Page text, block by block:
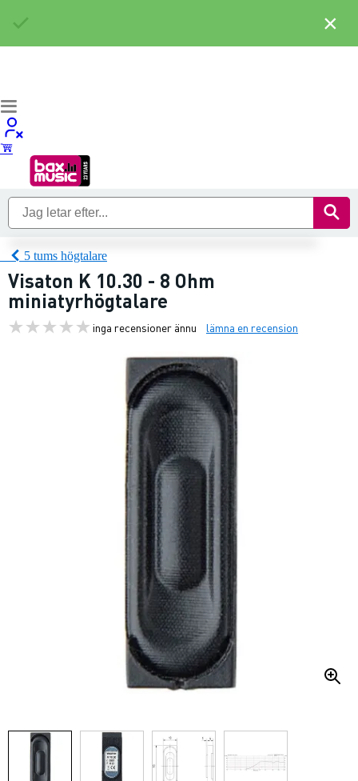
5 tums högtalare
Visaton K 10.30 - 8 Ohm
miniatyrhögtalare
inga recensioner ännu lämna en recension
×